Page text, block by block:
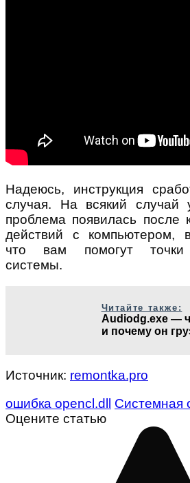
Надеюсь, инструкция
случая. На всякий случай
проблема появилась после
действий с компьютером,
что вам помогут точки
системы.
Читайте также:
Audiodg.exe —
и почему он
Источник: remontka.pro
ошибка opencl.dll
Системная
Оцените статью